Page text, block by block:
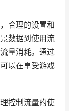
合理的设置和
数据到使用流
量消耗。通过
以在享受游戏
控制流量的使